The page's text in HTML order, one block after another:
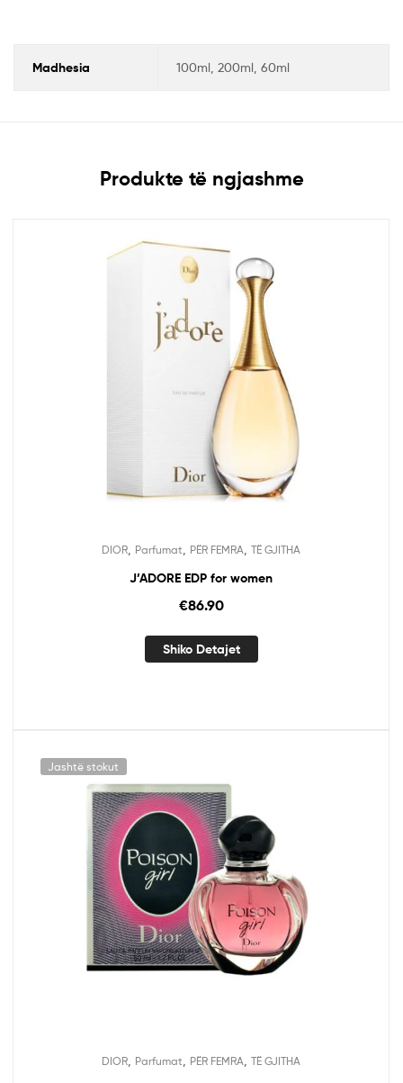
Madhesia 100ml, 200ml, 60ml
Produkte të ngjashme
DIOR Parfumat PËR FEMRA TË GJITHA
J’ADORE EDP for women
€86.90
Shiko Detajet
Jashtë stokut
DIOR Parfumat PËR FEMRA TË GJITHA